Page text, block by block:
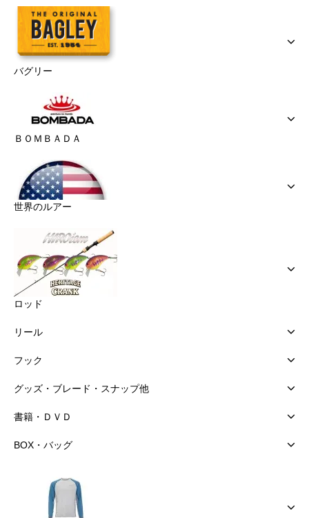
バグリー
ＢＯＭＢＡＤＡ
世界のルアー
ロッド
リール
フック
グッズ・ブレード・スナップ他
書籍・ＤＶＤ
BOX・バッグ